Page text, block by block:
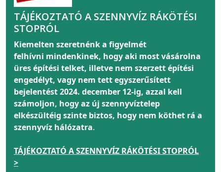
TÁJÉKOZTATÓ A SZENNYVÍZ RÁKÖTÉSI
STOPRÓL
Kiemelten szeretnénk a figyelmét
felhívni mindenkinek, hogy aki most vásárolna
üres építési telket, illetve nem szerzett építési
engedélyt, vagy nem tett egyszerűsített
bejelentést 2024. december 12-ig, azzal kell
számoljon, hogy az új szennyvíztelep
elkészültéig szinte biztos, hogy nem köthet rá a
szennyvíz hálózatra.
TÁJÉKOZTATÓ A SZENNYVÍZ RÁKÖTÉSI STOPRÓL
>